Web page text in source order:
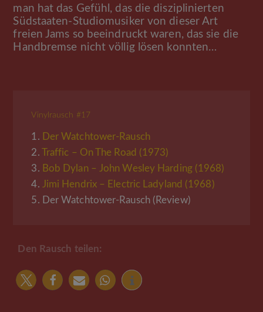
man hat das Gefühl, das die disziplinierten
Südstaaten-Studiomusiker von dieser Art
freien Jams so beeindruckt waren, das sie die
Handbremse nicht völlig lösen konnten…
Vinylrausch #17
1.
Der Watchtower-Rausch
2.
Traffic – On The Road (1973)
3. Bob Dylan – John Wesley Harding (1968)
4. Jimi Hendrix – Electric Ladyland (1968)
5. Der Watchtower-Rausch (Review)
Den Rausch teilen: